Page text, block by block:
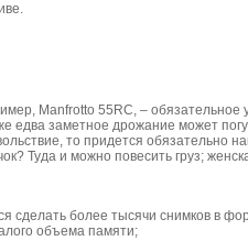
Manfrotto 55RC, – обязательное
едва заметное дрожание может
то придется обязательно
Туда и можно повесить груз;
сделать более тысячи снимков в
объема памяти;